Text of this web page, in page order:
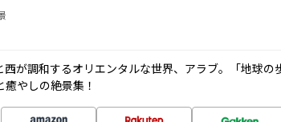
西が調和するオリエンタルな世界、アラブ。「地球の
やしの絶景集！